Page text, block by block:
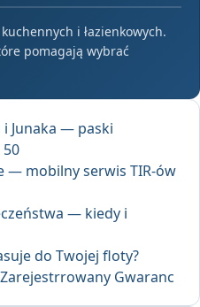
i łazienkowych.
pomagają wybrać
i Junaka — paski
— mobilny serwis TIR-ów
— kiedy i
do Twojej floty?
Gwaranc